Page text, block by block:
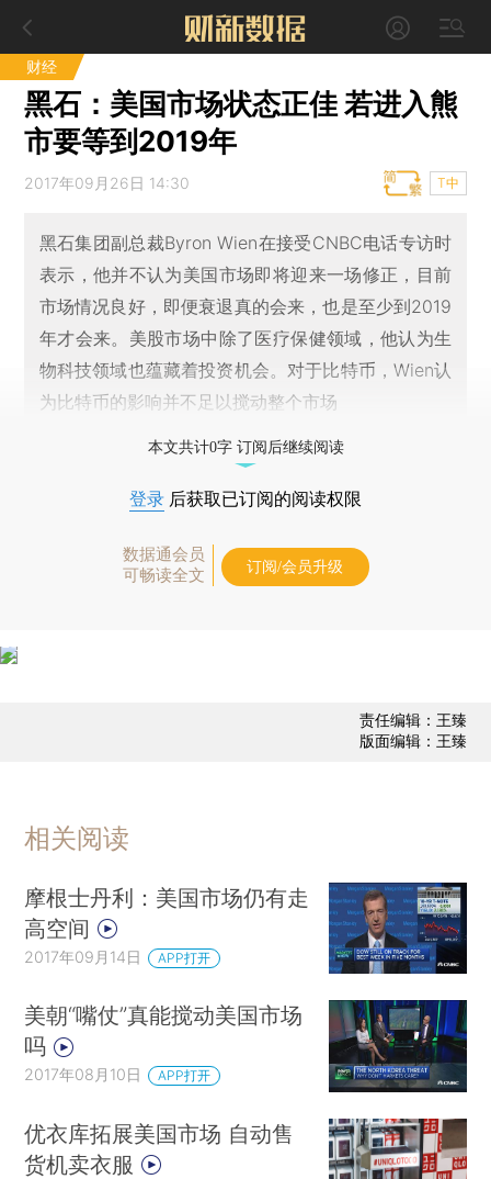
财经
黑石：美国市场状态正佳 若进入熊
市要等到2019年
2017年09月26日 14:30 T中
黑石集团副总裁Byron Wien在接受CNBC电话专访时
表示，他并不认为美国市场即将迎来一场修正，目前
市场情况良好，即便衰退真的会来，也是至少到2019
年才会来。美股市场中除了医疗保健领域，他认为生
物科技领域也蕴藏着投资机会。对于比特币，Wien认
为比特币的影响并不足以搅动整个市场
本文共计0字 订阅后继续阅读
登录 后获取已订阅的阅读权限
数据通会员
可畅读全文
订阅/会员升级
责任编辑：王臻
版面编辑：王臻
相关阅读
摩根士丹利：美国市场仍有走
高空间
2017年09月14日 APP打开
美朝“嘴仗”真能搅动美国市场
吗
2017年08月10日 APP打开
优衣库拓展美国市场 自动售
货机卖衣服